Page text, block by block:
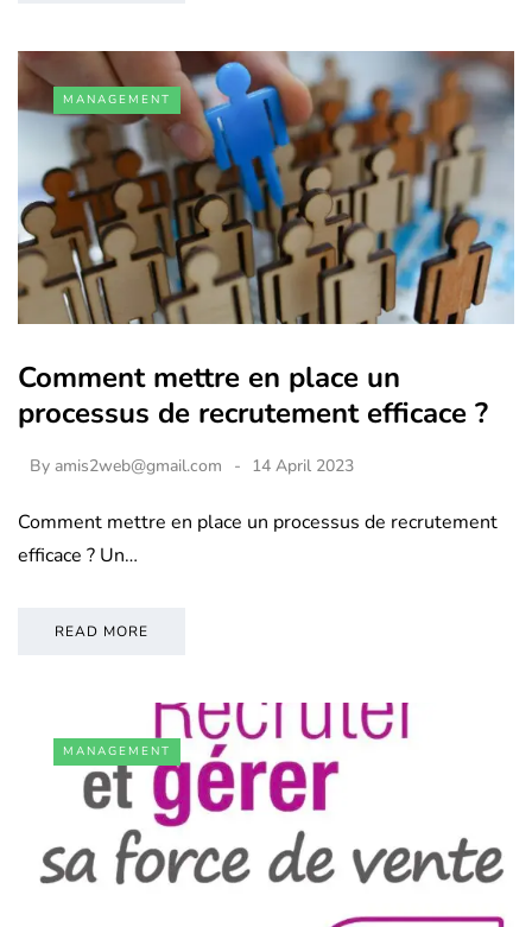
MANAGEMENT
Comment mettre en place un
processus de recrutement efficace ?
By amis2web@gmail.com 14 April 2023
Comment mettre en place un processus de recrutement
efficace ? Un…
READ MORE
MANAGEMENT